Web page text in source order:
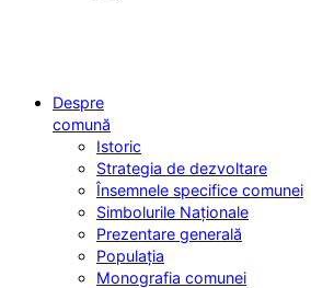
Despre
comună
Istoric
Strategia de dezvoltare
Însemnele specifice comunei
Simbolurile Naționale
Prezentare generală
Populația
Monografia comunei